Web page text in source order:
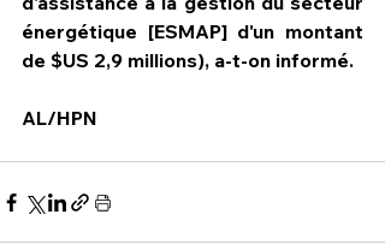
énergétique [ESMAP] d'un montant
de $US 2,9 millions), a-t-on informé.
AL/HPN